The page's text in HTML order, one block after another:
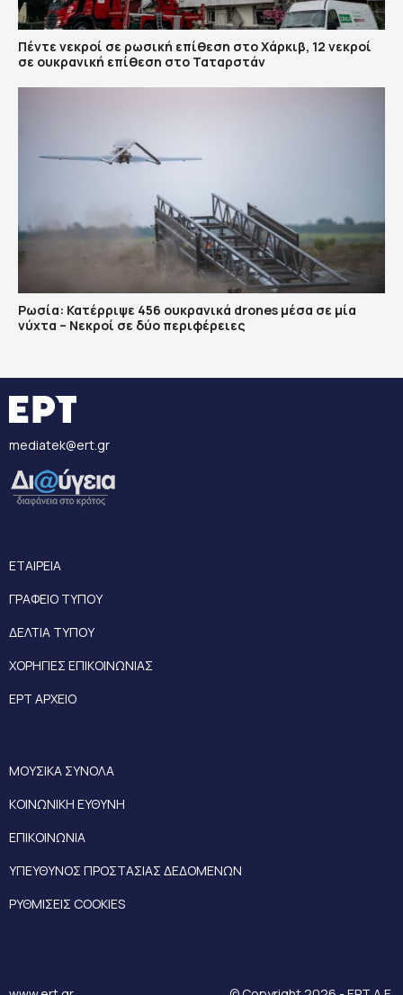
Πέντε νεκροί σε ρωσική επίθεση στο Χάρκιβ, 12 νεκροί
σε ουκρανική επίθεση στο Ταταρστάν
Ρωσία: Κατέρριψε 456 ουκρανικά drones μέσα σε μία
νύχτα – Νεκροί σε δύο περιφέρειες
mediatek@ert.gr
ΕΤΑΙΡΕΙΑ
ΓΡΑΦΕΙΟ ΤΥΠΟΥ
ΔΕΛΤΙΑ ΤΥΠΟΥ
ΧΟΡΗΓΙΕΣ ΕΠΙΚΟΙΝΩΝΙΑΣ
ΕΡΤ ΑΡΧΕΙΟ
ΜΟΥΣΙΚΑ ΣΥΝΟΛΑ
ΚΟΙΝΩΝΙΚΗ ΕΥΘΥΝΗ
ΕΠΙΚΟΙΝΩΝΙΑ
ΥΠΕΥΘΥΝΟΣ ΠΡΟΣΤΑΣΙΑΣ ΔΕΔΟΜΕΝΩΝ
ΡΥΘΜΙΣΕΙΣ COOKIES